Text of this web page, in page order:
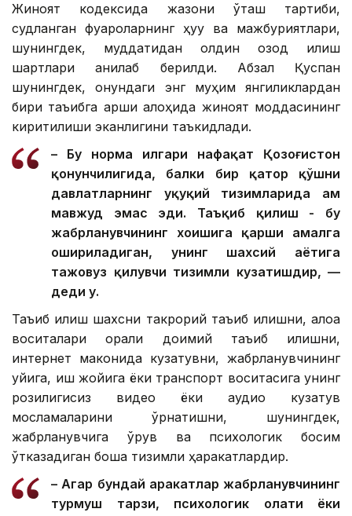
Жиноят кодексида жазони ўташ тартиби,
судланган фуқароларнинг ҳуқуқ ва мажбуриятлари,
шунингдек, муддатидан олдин озод қилиш
шартлари аниқлаб берилди. Абзал Қуспан
шунингдек, қонундаги энг муҳим янгиликлардан
бири таъқибга қарши алоҳида жиноят моддасининг
киритилиши эканлигини таъкидлади.
– Бу норма илгари нафақат Қозоғистон
қонунчилигида, балки бир қатор қўшни
давлатларнинг ҳуқуқий тизимларида ҳам
мавжуд эмас эди. Таъқиб қилиш - бу
жабрланувчининг хоҳишига қарши амалга
ошириладиган, унинг шахсий ҳаётига
тажовуз қилувчи тизимли кузатишдир, —
деди у.
Таъқиб қилиш шахсни такрорий таъқиб қилишни, алоқа
воситалари орқали доимий таъқиб қилишни,
интернет маконида кузатувни, жабрланувчининг
уйига, иш жойига ёки транспорт воситасига унинг
розилигисиз видео ёки аудио кузатув
мосламаларини ўрнатишни, шунингдек,
жабрланувчига қўрқув ва психологик босим
ўтказадиган бошқа тизимли ҳаракатлардир.
– Агар бундай ҳаракатлар жабрланувчининг
турмуш тарзи, психологик ҳолати ёки